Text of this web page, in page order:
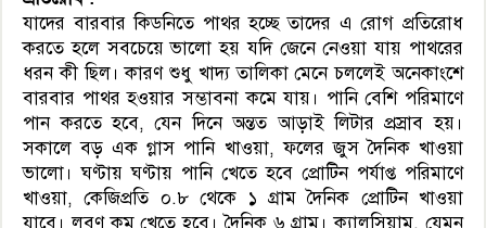
যাদের বারবার কিডনিতে পাথর হচ্ছে তাদের এ রোগ প্রতিরোধ
করতে হলে সবচেয়ে ভালো হয় যদি জেনে নেওয়া যায় পাথরের
ধরন কী ছিল। কারণ শুধু খাদ্য তালিকা মেনে চললেই অনেকাংশে
বারবার পাথর হওয়ার সম্ভাবনা কমে যায়। পানি বেশি পরিমাণে
পান করতে হবে, যেন দিনে অন্তত আড়াই লিটার প্রস্রাব হয়।
সকালে বড় এক গ্লাস পানি খাওয়া, ফলের জুস দৈনিক খাওয়া
ভালো। ঘণ্টায় ঘণ্টায় পানি খেতে হবে প্রোটিন পর্যাপ্ত পরিমাণে
খাওয়া, কেজিপ্রতি ০.৮ থেকে ১ গ্রাম দৈনিক প্রোটিন খাওয়া
যাবে। লবণ কম খেতে হবে। দৈনিক ৬ গ্রাম। ক্যালসিয়াম, যেমন